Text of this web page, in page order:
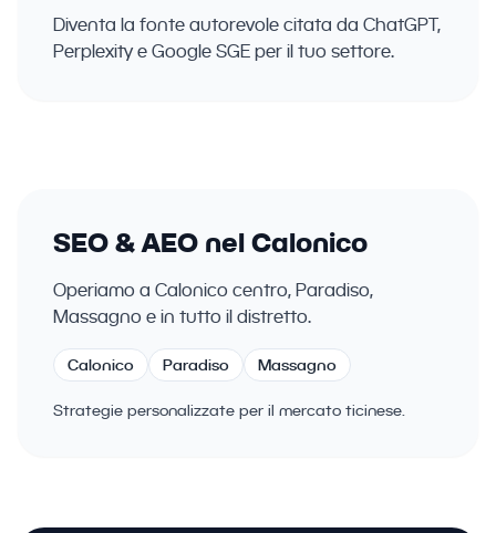
Diventa la fonte autorevole citata da ChatGPT,
Perplexity e Google SGE per il tuo settore.
SEO & AEO nel Calonico
Operiamo a Calonico centro, Paradiso,
Massagno e in tutto il distretto.
Calonico Paradiso Massagno
Strategie personalizzate per il mercato ticinese.